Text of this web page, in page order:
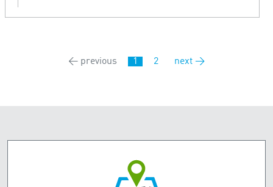
← previous 1 2 next →